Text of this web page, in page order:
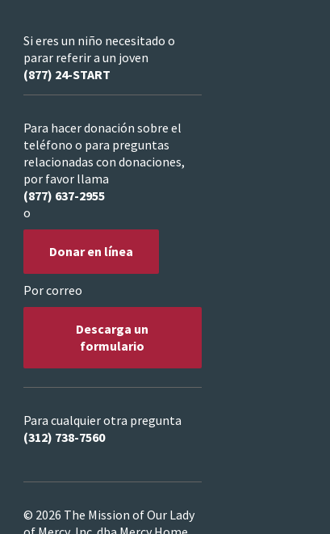
Si eres un niño necesitado o
parar referir a un joven
(877) 24-START
Para hacer donación sobre el
teléfono o para preguntas
relacionadas con donaciones,
por favor llama
(877) 637-2955
o
Donar en línea
Por correo
Descarga un
formulario
Para cualquier otra pregunta
(312) 738-7560
© 2026 The Mission of Our Lady